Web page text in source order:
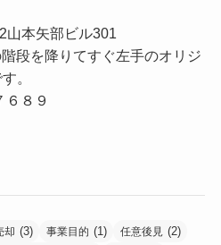
山本矢部ビル301
段を降りてすぐ左手のオリジ
。
８９
却 (3) 事業目的 (1) 任意後見 (2)